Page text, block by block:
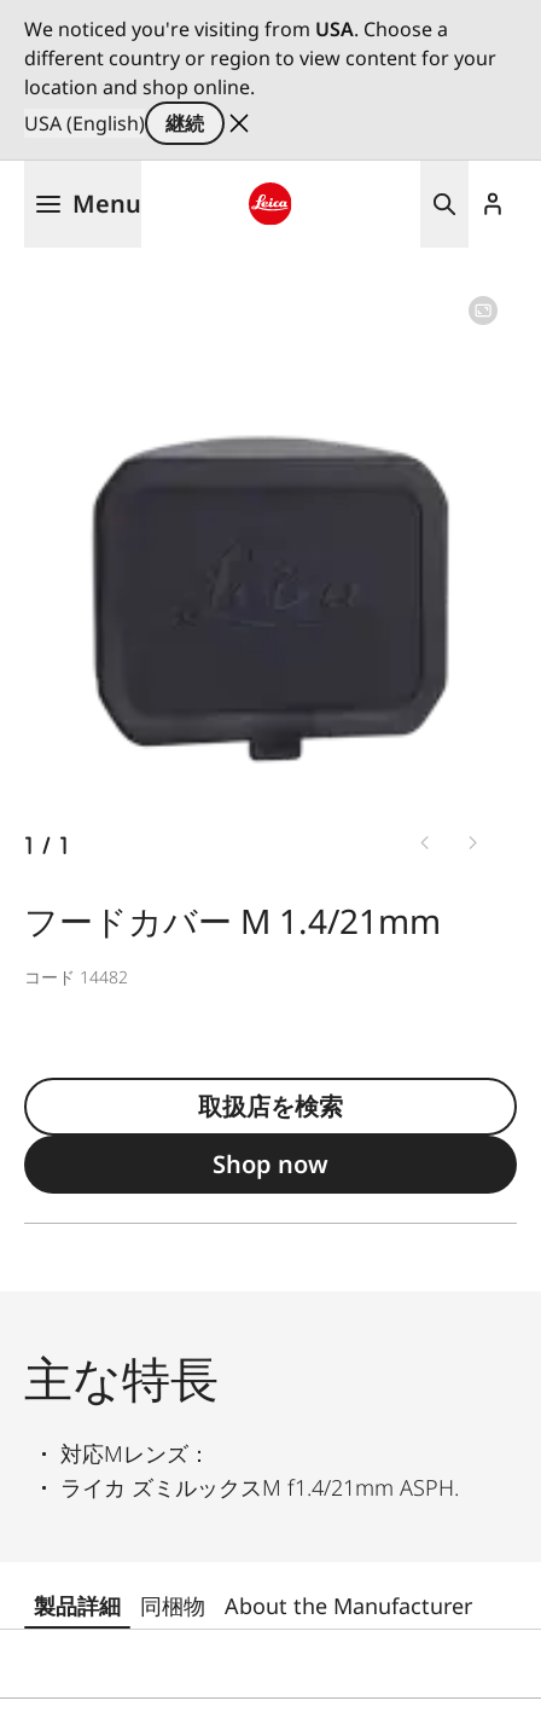
We noticed you're visiting from USA. Choose a
different country or region to view content for your
location and shop online.
USA (English)
継続
Menu
1 / 1
フードカバー M 1.4/21mm
コード 14482
取扱店を検索
Shop now
主な特長
対応Mレンズ：
ライカ ズミルックスM f1.4/21mm ASPH.
製品詳細 同梱物 About the Manufacturer